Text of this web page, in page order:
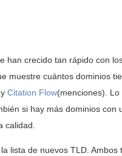
han crecido tan rápido con
muestre cuántos dominios
Citation Flow(menciones).
si hay más dominios con
calidad.
la lista de nuevos TLD.